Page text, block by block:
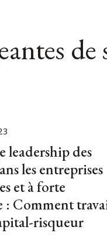
de
leadership des
les entreprises
et à forte
: Comment
risqueur